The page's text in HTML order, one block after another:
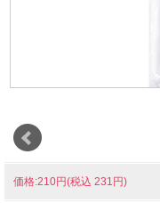
価格:210円(税込 231円)